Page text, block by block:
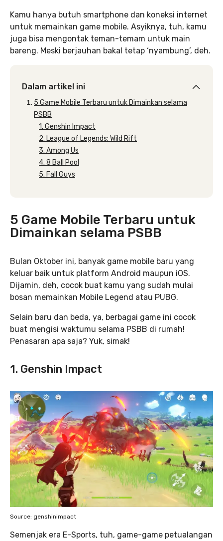
Kamu hanya butuh smartphone dan koneksi internet
untuk memainkan game mobile. Asyiknya, tuh, kamu
juga bisa mengontak teman-temam untuk main
bareng. Meski berjauhan bakal tetap ‘nyambung’, deh.
Dalam artikel ini
5 Game Mobile Terbaru untuk Dimainkan selama
PSBB
1. Genshin Impact
2. League of Legends: Wild Rift
3. Among Us
4. 8 Ball Pool
5. Fall Guys
5 Game Mobile Terbaru untuk
Dimainkan selama PSBB
Bulan Oktober ini, banyak game mobile baru yang
keluar baik untuk platform Android maupun iOS.
Dijamin, deh, cocok buat kamu yang sudah mulai
bosan memainkan Mobile Legend atau PUBG.
Selain baru dan beda, ya, berbagai game ini cocok
buat mengisi waktumu selama PSBB di rumah!
Penasaran apa saja? Yuk, simak!
1. Genshin Impact
Source: genshinimpact
Semenjak era E-Sports, tuh, game-game petualangan